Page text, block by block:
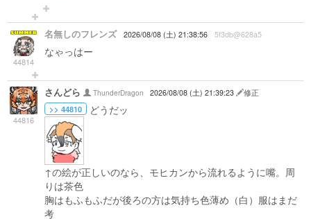
44814
名無しのフレンズ 2026/08/08 (土) 21:38:56 5f3db@628a5
なゃっはー
44816
さんどら ThunderDragon 2026/08/08 (土) 21:39:23 修正
>> 44810 どうだッ
↑の絵が正しいのなら、モヒカンから流れるように嘴。周
りは茶色
胸はもふもふだが後ろの方は気持ち色薄め（白）服はまだ
考